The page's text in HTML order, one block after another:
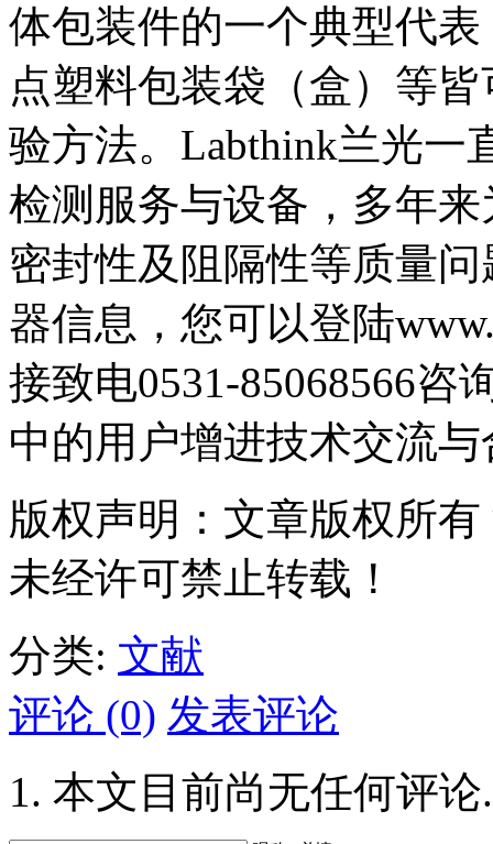
体包装件的一个典型代
点塑料包装袋（盒）等
验方法。Labthink兰光一
检测服务与设备，多年
密封性及阻隔性等质量
器信息，您可以登陆
接致电0531-85068566咨
中的用户增进技术交流与
版权声明：文章版权所
未经许可禁止转载！
分类: 文献
评论 (0) 发表评论
本文目前尚无任何评论.